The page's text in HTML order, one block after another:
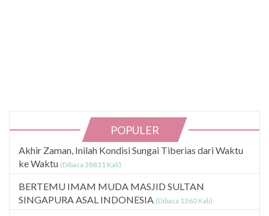
POPULER
Akhir Zaman, Inilah Kondisi Sungai Tiberias dari Waktu
ke Waktu (Dibaca 38811 Kali)
BERTEMU IMAM MUDA MASJID SULTAN
SINGAPURA ASAL INDONESIA (Dibaca 1360 Kali)